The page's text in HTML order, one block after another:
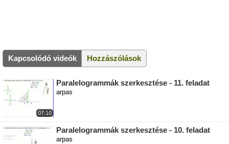
Kapcsolódó videók Hozzászólások
07:10
Paralelogrammák szerkesztése - 11. feladat
arpas
Paralelogrammák szerkesztése - 10. feladat
arpas